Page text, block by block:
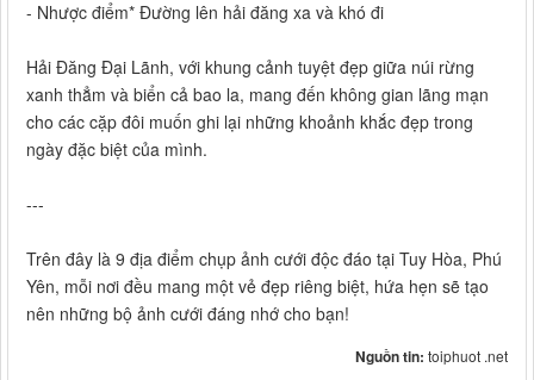
- Nhược điểm* Đường lên hải đăng xa và khó đi
Hải Đăng Đại Lãnh, với khung cảnh tuyệt đẹp giữa núi rừng
xanh thẳm và biển cả bao la, mang đến không gian lãng mạn
cho các cặp đôi muốn ghi lại những khoảnh khắc đẹp trong
ngày đặc biệt của mình.
---
Trên đây là 9 địa điểm chụp ảnh cưới độc đáo tại Tuy Hòa, Phú
Yên, mỗi nơi đều mang một vẻ đẹp riêng biệt, hứa hẹn sẽ tạo
nên những bộ ảnh cưới đáng nhớ cho bạn!
Nguồn tin: toiphuot .net